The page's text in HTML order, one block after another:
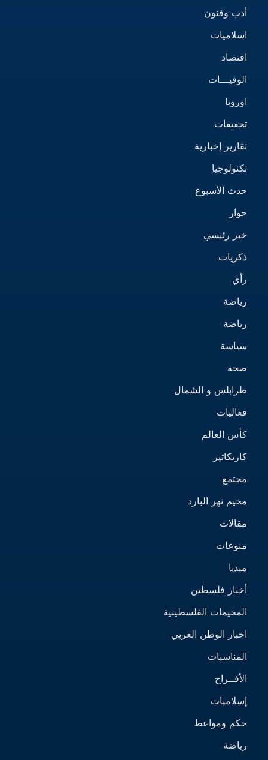
أدب وفنون
اسلاميات
اقتصاد
الوفيـــات
اوروبا
تحقيقات
تقارير إخبارية
تكنولوجيا
حدث الأسبوع
حوار
خبر رئيسي
ذكريات
رأي
رياضة
رياضة
سياسة
صحة
طرابلس و الشمال
فعاليات
كأس العالم
كاريكاتير
مجتمع
مخيم نهر البارد
مقالات
منوعات
ميديا
أخبار فلسطين
المخيمات الفلسطينية
اخبار الوطن العربي
المناسبات
الأفــراح
إسلاميات
حكم ومواعظ
رياضة